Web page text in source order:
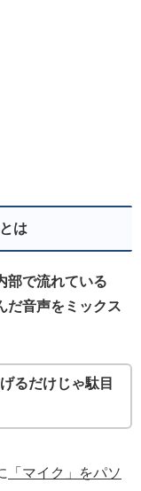
は
部で流れている
だ音声をミックス
るだけじゃ駄目
「マイク」をパソ